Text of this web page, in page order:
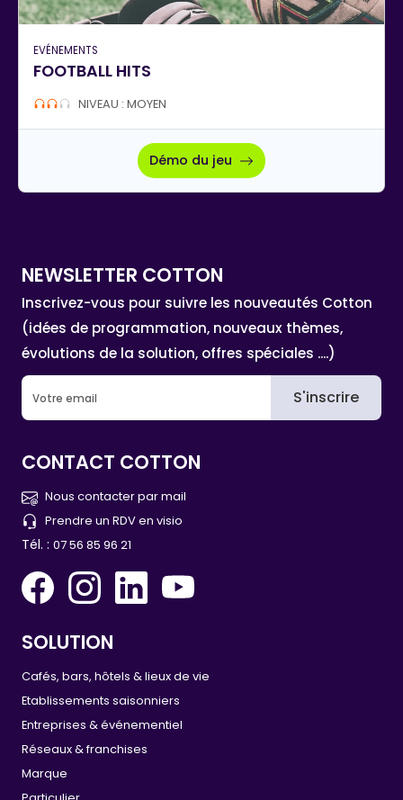
EVÉNEMENTS
FOOTBALL HITS
NIVEAU : MOYEN
Démo du jeu
NEWSLETTER COTTON
Inscrivez-vous pour suivre les nouveautés Cotton
(idées de programmation, nouveaux thèmes,
évolutions de la solution, offres spéciales ....)
S'inscrire
CONTACT COTTON
Nous contacter par mail
Prendre un RDV en visio
Tél. : 07 56 85 96 21
SOLUTION
Cafés, bars, hôtels & lieux de vie
Etablissements saisonniers
Entreprises & événementiel
Réseaux & franchises
Marque